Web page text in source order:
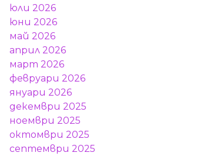
юли 2026
юни 2026
май 2026
април 2026
март 2026
февруари 2026
януари 2026
декември 2025
ноември 2025
октомври 2025
септември 2025